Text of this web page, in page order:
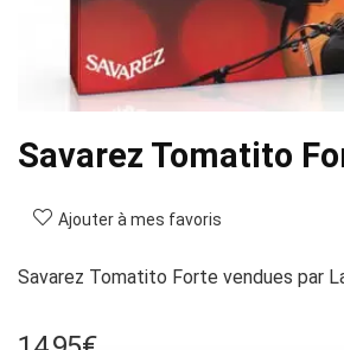
Savarez Tomatito
Ajouter à mes favoris
Savarez Tomatito Forte vendues par